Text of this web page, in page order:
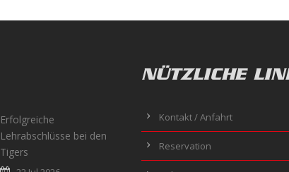
Erfolgreiche
Lehrabschlüsse bei den
Tigers
NÜTZLICHE
Kontakt / Anfahrt
Reservation